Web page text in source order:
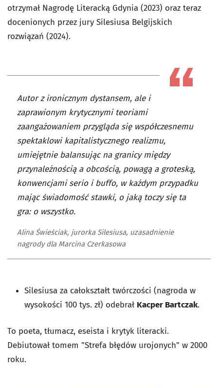
otrzymał Nagrodę Literacką Gdynia (2023) oraz teraz
docenionych przez jury Silesiusa Belgijskich
rozwiązań (2024).
Autor z ironicznym dystansem, ale i
zaprawionym krytycznymi teoriami
zaangażowaniem przygląda się współczesnemu
spektaklowi kapitalistycznego realizmu,
umiejętnie balansując na granicy między
przynależnością a obcością, powagą a groteską,
konwencjami serio i buffo, w każdym przypadku
mając świadomość stawki, o jaką toczy się ta
gra: o wszystko.
Alina Świeściak, jurorka Silesiusa, uzasadnienie
nagrody dla Marcina Czerkasowa
Silesiusa za całokształt twórczości (nagroda w
wysokości 100 tys. zł) odebrał Kacper Bartczak.
To poeta, tłumacz, eseista i krytyk literacki.
Debiutował tomem "Strefa błędów urojonych" w 2000
roku.